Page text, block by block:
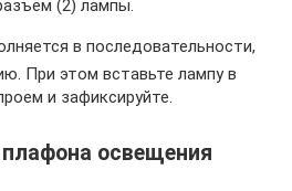
(2) лампы.
в последовательности,
При этом вставьте лампу в
и зафиксируйте.
освещения